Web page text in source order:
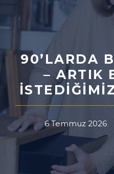
90’LARDA
– ARTIK
6 Temmuz 2026